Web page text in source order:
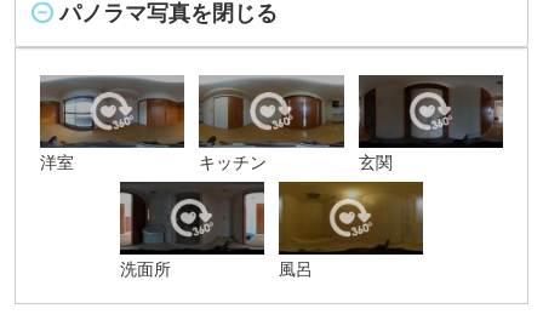
パノラマ写真を閉じる
洋室 キッチン 玄関
洗面所 風呂